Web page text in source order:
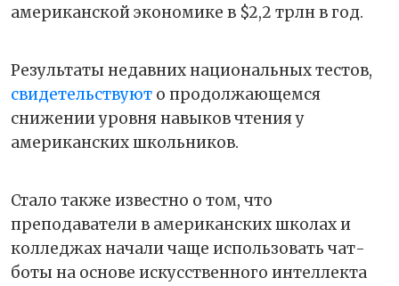
американской экономике в $2,2 трлн в год.
Результаты недавних национальных тестов,
свидетельствуют о продолжающемся
снижении уровня навыков чтения у
американских школьников.
Стало также известно о том, что
преподаватели в американских школах и
колледжах начали чаще использовать чат-
боты на основе искусственного интеллекта